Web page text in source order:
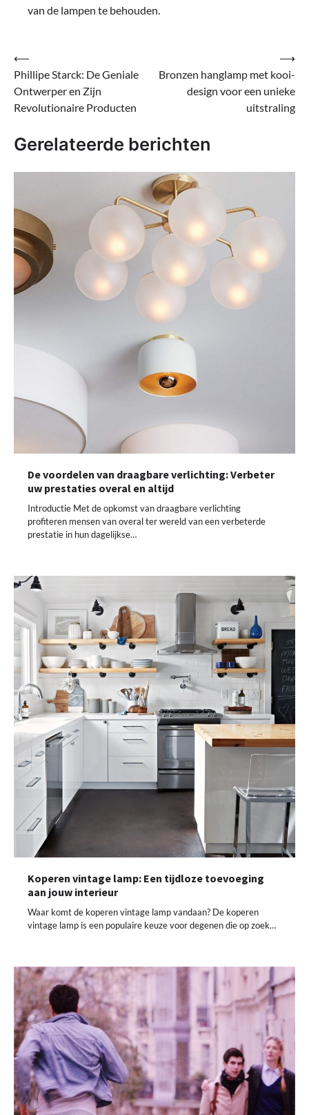
van de lampen te behouden.
Bericht
navigatie
⟵
Phillipe Starck: De Geniale
Ontwerper en Zijn
Revolutionaire Producten
Bronzen hanglamp met kooi-
design voor een unieke
uitstraling
⟶
Gerelateerde berichten
De voordelen van draagbare verlichting: Verbeter
uw prestaties overal en altijd
Introductie Met de opkomst van draagbare verlichting
profiteren mensen van overal ter wereld van een verbeterde
prestatie in hun dagelijkse…
Koperen vintage lamp: Een tijdloze toevoeging
aan jouw interieur
Waar komt de koperen vintage lamp vandaan? De koperen
vintage lamp is een populaire keuze voor degenen die op zoek…